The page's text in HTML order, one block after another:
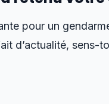
pour un
d’actualité,